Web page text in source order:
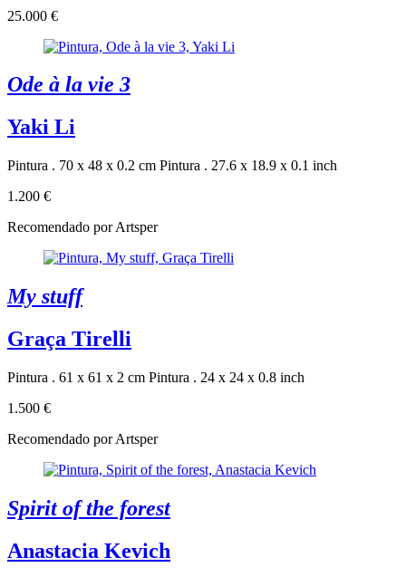
25.000 €
Ode à la vie 3
Yaki Li
Pintura . 70 x 48 x 0.2 cm Pintura . 27.6 x 18.9 x 0.1 inch
1.200 €
Recomendado por Artsper
My stuff
Graça Tirelli
Pintura . 61 x 61 x 2 cm Pintura . 24 x 24 x 0.8 inch
1.500 €
Recomendado por Artsper
Spirit of the forest
Anastacia Kevich